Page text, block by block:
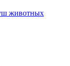
животных